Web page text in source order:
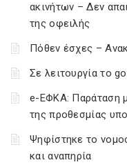
ακινήτων – Δεν
της οφειλής
Πόθεν έσχες –
Σε λειτουργία το
e-ΕΦΚΑ: Παράταση
της προθεσμίας
Ψηφίστηκε το
και αναπηρία